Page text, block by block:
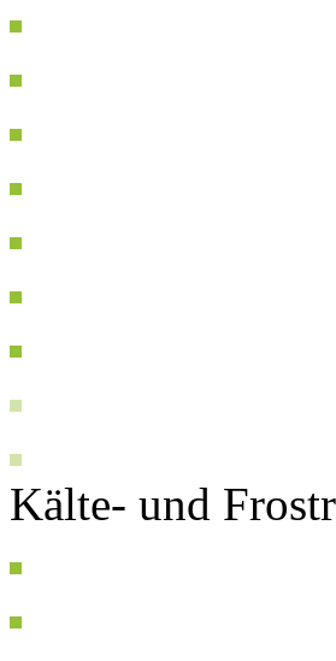
Kälte- und